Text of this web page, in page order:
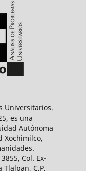
Universitarios.
es una
Autónoma
Xochimilco,
Col. Ex-
Tlalpan, C.P.